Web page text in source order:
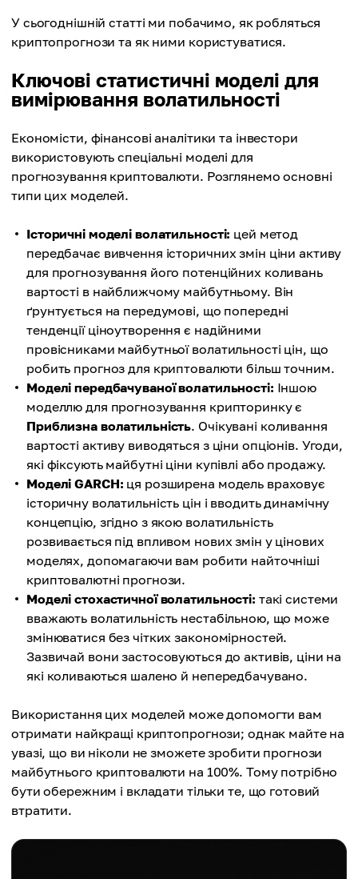
У сьогоднішній статті ми побачимо, як робляться
криптопрогнози та як ними користуватися.
Ключові статистичні моделі для
вимірювання волатильності
Економісти, фінансові аналітики та інвестори
використовують спеціальні моделі для
прогнозування криптовалюти. Розглянемо основні
типи цих моделей.
Історичні моделі волатильності: цей метод
передбачає вивчення історичних змін ціни активу
для прогнозування його потенційних коливань
вартості в найближчому майбутньому. Він
ґрунтується на передумові, що попередні
тенденції ціноутворення є надійними
провісниками майбутньої волатильності цін, що
робить прогноз для криптовалюти більш точним.
Моделі передбачуваної волатильності: Іншою
моделлю для прогнозування крипторинку є
Приблизна волатильність. Очікувані коливання
вартості активу виводяться з ціни опціонів. Угоди,
які фіксують майбутні ціни купівлі або продажу.
Моделі GARCH: ця розширена модель враховує
історичну волатильність цін і вводить динамічну
концепцію, згідно з якою волатильність
розвивається під впливом нових змін у цінових
моделях, допомагаючи вам робити найточніші
криптовалютні прогнози.
Моделі стохастичної волатильності: такі системи
вважають волатильність нестабільною, що може
змінюватися без чітких закономірностей.
Зазвичай вони застосовуються до активів, ціни на
які коливаються шалено й непередбачувано.
Використання цих моделей може допомогти вам
отримати найкращі криптопрогнози; однак майте на
увазі, що ви ніколи не зможете зробити прогнози
майбутнього криптовалюти на 100%. Тому потрібно
бути обережним і вкладати тільки те, що готовий
втратити.